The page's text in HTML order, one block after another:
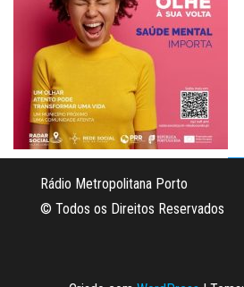
Rádio Metropolitana Porto
© Todos os Direitos Reservados